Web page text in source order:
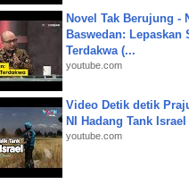
Novel Tak Berujung -
Baswedan: Lepaskan
Terdakwa (...
youtube.com
Video Detik detik
NI Hadang Tank Israel
youtube.com